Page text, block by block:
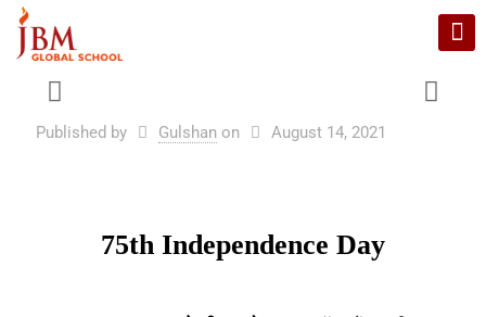
Published by Gulshan on August 14, 2021
75th Independence Day